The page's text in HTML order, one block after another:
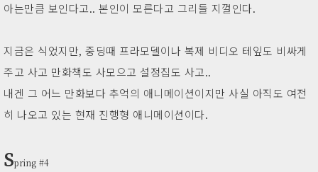
아는만큼 보인다고.. 본인이 모른다고 그리들 지껄인다.
지금은 식었지만, 중딩때 프라모델이나 복제 비디오 테잎도 비싸게
주고 사고 만화책도 사모으고 설정집도 사고..
내겐 그 어느 만화보다 추억의 애니메이션이지만 사실 아직도 여전
히 나오고 있는 현재 진행형 애니메이션이다.
Spring #4